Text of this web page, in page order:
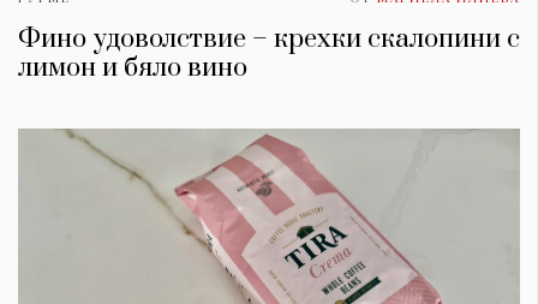
Фино удоволствие – крехки скалопини с
лимон и бяло вино